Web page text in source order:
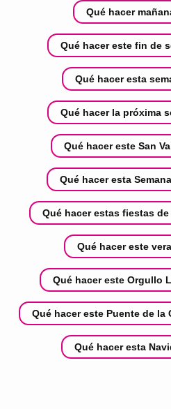
Qué hacer
Qué hacer este fin de
Qué hacer esta
Qué hacer la próxima
Qué hacer este San
Qué hacer esta
Qué hacer estas fiestas
Qué hacer este
Qué hacer este Orgullo
Qué hacer este Puente de
Qué hacer esta